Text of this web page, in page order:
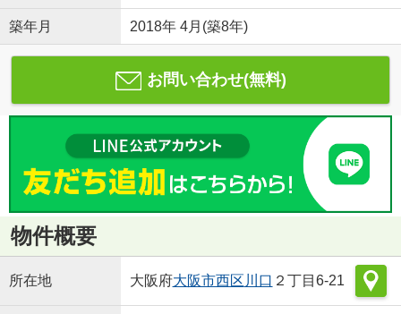
築年月 2018年 4月(築8年)
お問い合わせ(無料)
物件概要
所在地 大阪府大阪市西区 川口 ２丁目6-21